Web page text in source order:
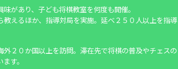
味があり、子ども将棋教室を何度も開催。
教えるほか、指導対局を実施。延べ２５０人以上を指導
外２０か国以上を訪問。滞在先で将棋の普及やチェスの
す。